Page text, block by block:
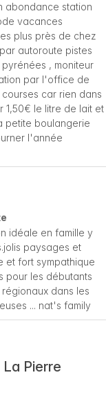
abondance station
vacances
plus près de chez
autoroute pistes
, moniteur
par l'office de
car rien dans
1,50€ le litre de lait et
petite boulangerie
l'année
idéale en famille y
paysages et
et fort sympathique
pour les débutants
dans les
... nat's family
Pierre